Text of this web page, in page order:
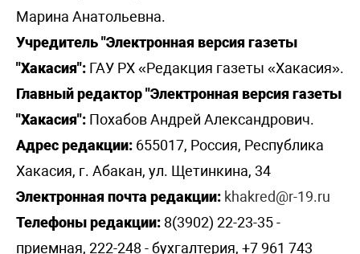
Марина Анатольевна.
Учредитель "Электронная версия газеты
"Хакасия": ГАУ РХ «Редакция газеты «Хакасия».
Главный редактор "Электронная версия газеты
"Хакасия": Похабов Андрей Александрович.
Адрес редакции: 655017, Россия, Республика
Хакасия, г. Абакан, ул. Щетинкина, 34
Электронная почта редакции: khakred@r-19.ru
Телефоны редакции: 8(3902) 22-23-35 -
приемная, 222-248 - бухгалтерия, +7 961 743